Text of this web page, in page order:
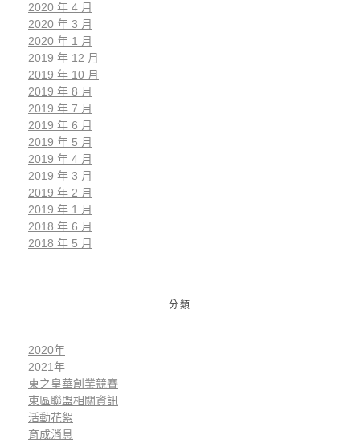
2020 年 4 月
2020 年 3 月
2020 年 1 月
2019 年 12 月
2019 年 10 月
2019 年 8 月
2019 年 7 月
2019 年 6 月
2019 年 5 月
2019 年 4 月
2019 年 3 月
2019 年 2 月
2019 年 1 月
2018 年 6 月
2018 年 5 月
分類
2020年
2021年
東之皇華創業競賽
東區聯盟相關資訊
活動花絮
育成消息